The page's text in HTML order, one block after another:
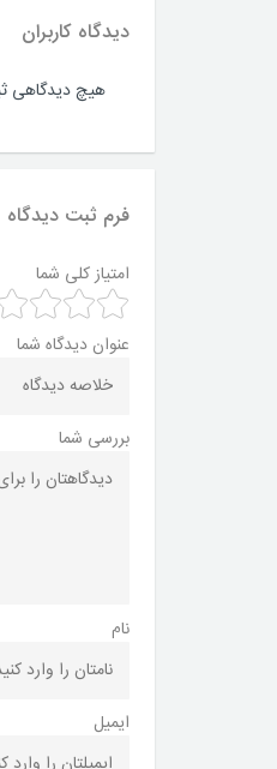
دیدگاه کاربران
هیچ دیدگاهی
فرم ثبت دیدگاه
امتیاز کلی شما
عنوان دیدگاه شما
بررسی شما
نام
ایمیل